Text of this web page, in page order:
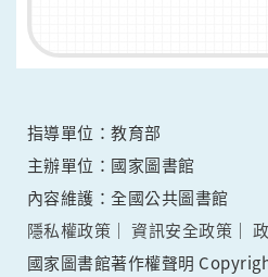
指導單位：教育部
主辦單位：國家圖書館
內容維護：全國公共圖書館
隱私權政策
資訊安全政策
國家圖書館著作權聲明